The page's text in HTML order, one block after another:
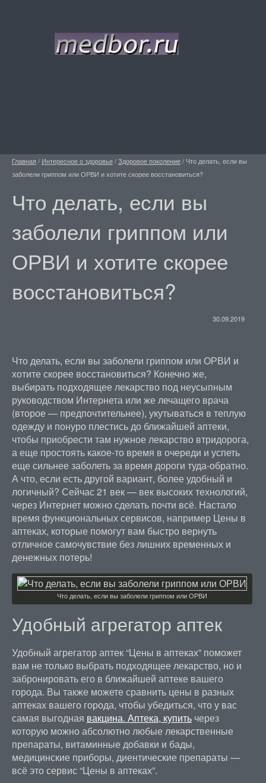
Главная / Интересное о здоровье/Здоровое поколение/ Что делать, если вы
заболели гриппом или ОРВИ и хотите скорее восстановиться?
Что делать, если вы
заболели гриппом или
ОРВИ и хотите скорее
восстановиться?
30.09.2019
Что делать, если вы заболели гриппом или ОРВИ и
хотите скорее восстановиться? Конечно же,
выбирать подходящее лекарство под неусыпным
руководством Интернета или же лечащего врача
(второе — предпочтительнее), укутываться в теплую
одежду и понуро плестись до ближайшей аптеки,
чтобы приобрести там нужное лекарство втридорога,
а еще простоять какое-то время в очереди и успеть
еще сильнее заболеть за время дороги туда-обратно.
А что, если есть другой вариант, более удобный и
логичный? Сейчас 21 век — век высоких технологий,
через Интернет можно сделать почти всё. Настало
время функциональных сервисов, например Цены в
аптеках, которые помогут вам быстро вернуть
отличное самочувствие без лишних временных и
денежных потерь!
Что делать, если вы заболели гриппом или ОРВИ
Удобный агрегатор аптек
Удобный агрегатор аптек “Цены в аптеках” поможет
вам не только выбрать подходящее лекарство, но и
забронировать его в ближайшей аптеке вашего
города. Вы также можете сравнить цены в разных
аптеках вашего города, чтобы убедиться, что у вас
самая выгодная вакцина. Аптека, купитьчерез
которую можно абсолютно любые лекарственные
препараты, витаминные добавки и бады,
медицинские приборы, диентические препараты —
всё это сервис “Цены в аптеках”.